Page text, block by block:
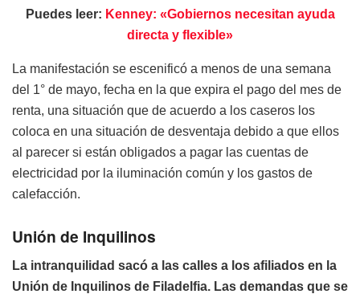
Puedes leer: Kenney: «Gobiernos necesitan ayuda
directa y flexible»
La manifestación se escenificó a menos de una semana
del 1° de mayo, fecha en la que expira el pago del mes de
renta, una situación que de acuerdo a los caseros los
coloca en una situación de desventaja debido a que ellos
al parecer si están obligados a pagar las cuentas de
electricidad por la iluminación común y los gastos de
calefacción.
Unión de Inquilinos
La intranquilidad sacó a las calles a los afiliados en la
Unión de Inquilinos de Filadelfia. Las demandas que se